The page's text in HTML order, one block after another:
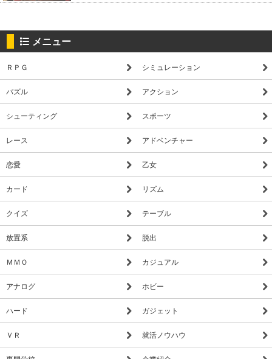
メニュー
ＲＰＧ シミュレーション
パズル アクション
シューティング スポーツ
レース アドベンチャー
恋愛 乙女
カード リズム
クイズ テーブル
放置系 脱出
ＭＭＯ カジュアル
アナログ ホビー
ハード ガジェット
ＶＲ 就活ノウハウ